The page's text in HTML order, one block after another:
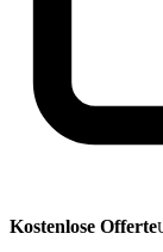
Kostenlose Offerte